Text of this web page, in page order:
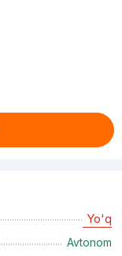
Yo'q
Avtonom